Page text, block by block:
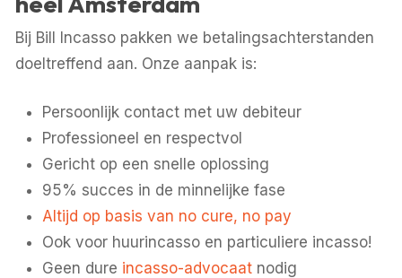
Bij Bill Incasso pakken we betalingsachterstanden
doeltreffend aan. Onze aanpak is:
Persoonlijk contact met uw debiteur
Professioneel en respectvol
Gericht op een snelle oplossing
95% succes in de minnelijke fase
Altijd op basis van no cure, no pay
Ook voor huurincasso en particuliere incasso!
Geen dure incasso-advocaatnodig